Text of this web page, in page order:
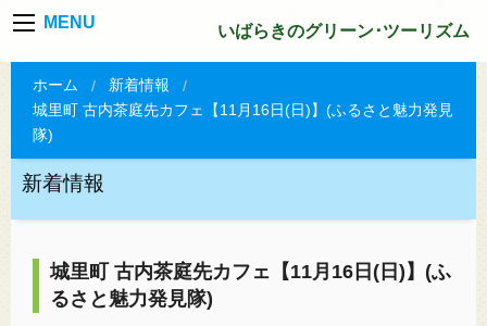
MENU いばらきのグリーン･ツーリズム
ホーム
新着情報
城里町 古内茶庭先カフェ【11月16日(日)】(ふるさと魅力発見
隊)
新着情報
城里町 古内茶庭先カフェ【11月16日(日)】(ふ
るさと魅力発見隊)